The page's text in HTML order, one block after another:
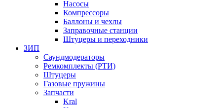
Насосы
Компрессоры
Баллоны и чехлы
Заправочные станции
Штуцеры и переходники
ЗИП
Саундмодераторы
Ремкомплекты (РТИ)
Штуцеры
Газовые пружины
Запчасти
Kral